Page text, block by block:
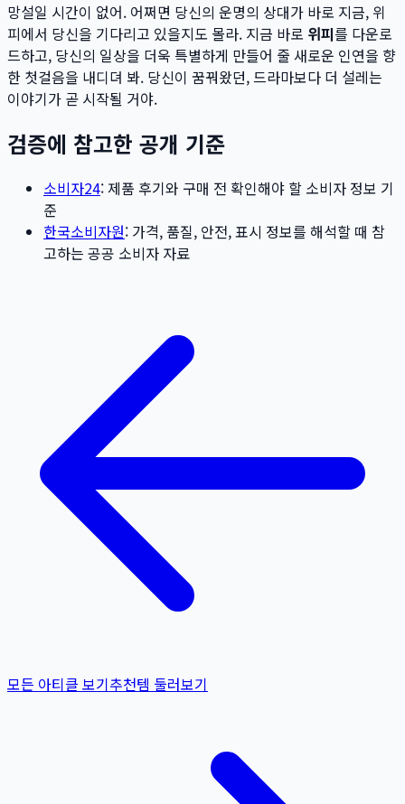
망설일 시간이 없어. 어쩌면 당신의 운명의 상대가 바로 지금, 위
피에서 당신을 기다리고 있을지도 몰라. 지금 바로 위피를 다운로
드하고, 당신의 일상을 더욱 특별하게 만들어 줄 새로운 인연을 향
한 첫걸음을 내디뎌 봐. 당신이 꿈꿔왔던, 드라마보다 더 설레는
이야기가 곧 시작될 거야.
검증에 참고한 공개 기준
소비자24: 제품 후기와 구매 전 확인해야 할 소비자 정보 기
준
한국소비자원: 가격, 품질, 안전, 표시 정보를 해석할 때 참
고하는 공공 소비자 자료
모든 아티클 보기추천템 둘러보기